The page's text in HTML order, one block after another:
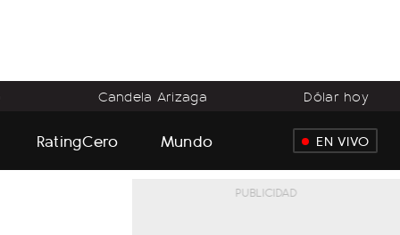
Candela Arizaga Dólar hoy
RatingCero Mundo EN VIVO